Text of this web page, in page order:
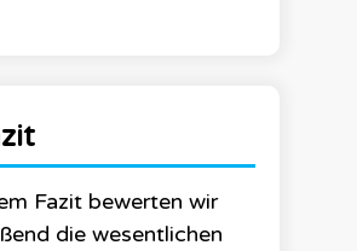
Fazit bewerten wir
die wesentlichen